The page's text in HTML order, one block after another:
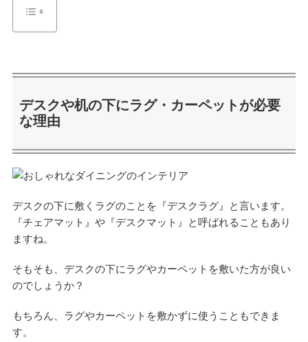
デスクや机の下にラグ・カーペットが必要
な理由
デスクの下に敷くラグのことを『デスクラグ』と言います。
『チェアマット』や『デスクマット』と呼ばれることもあり
ますね。
そもそも、デスクの下にラグやカーペットを敷いた方が良い
のでしょうか？
もちろん、ラグやカーペットを敷かずに使うこともできま
す。